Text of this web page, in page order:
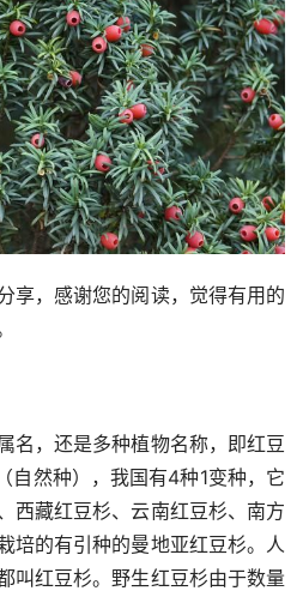
享，感谢您的阅读，觉得有用的
名，还是多种植物名称，即红豆
自然种），我国有4种1变种，它
西藏红豆杉、云南红豆杉、南方
培的有引种的曼地亚红豆杉。人
叫红豆杉。野生红豆杉由于数量